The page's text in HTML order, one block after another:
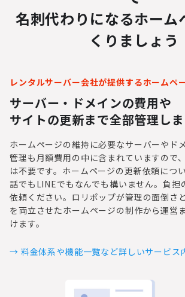
名刺代わりになるホーム
くりましょう
レンタルサーバー会社が提供するホームペ
サーバー・ドメインの費用や
サイトの更新まで全部管理し
ホームページの維持に必要なサーバーやド
管理も月額費用の中に含まれていますので
は不要です。ホームページの更新依頼につ
話でもLINEでもなんでも構いません。負担
依頼ください。ロリポップが管理の面倒さ
を両立させたホームページの制作から運営
けます。
→ 料金体系や機能一覧など詳しいサービス